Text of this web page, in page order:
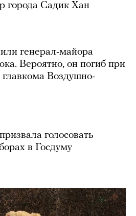
города Садик Хан
генерал-майора
Вероятно, он погиб при
Воздушно-
голосовать
в Госдуму